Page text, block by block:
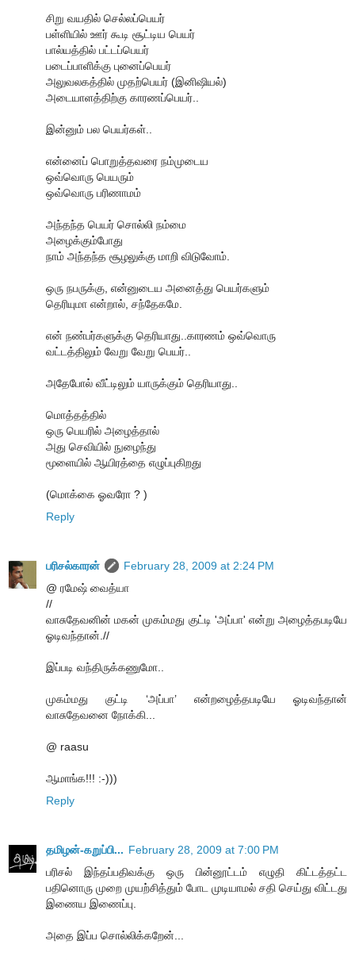
சிறு வயதில் செல்லப்பெயர்
பள்ளியில் ஊர் கூடி சூட்டிய பெயர்
பால்யத்தில் பட்டப்பெயர்
படைப்பாளிக்கு புனைப்பெயர்
அலுவலகத்தில் முதற்பெயர் (இனிஷியல்)
அடையாளத்திற்கு காரணப்பெயர்..
இன்னும் பல பெயர்கள்..
என்னைப் பொறுத்தவரை நம்முடைய
ஒவ்வொரு பெயரும்
ஒவ்வொரு பரிணாமம்
அந்தந்த பெயர் சொல்லி நம்மை
அழைக்கும்போது
நாம் அந்தந்த சூழலுக்கு மாறி விடுவோம்.
ஒரு நபருக்கு, என்னுடைய அனைத்து பெயர்களும்
தெரியுமா என்றால், சந்தேகமே.
என் நண்பர்களுக்கு தெரியாது..காரணம் ஒவ்வொரு
வட்டத்திலும் வேறு வேறு பெயர்..
அதேபோல் வீட்டிலும் யாருக்கும் தெரியாது..
மொத்தத்தில்
ஒரு பெயரில் அழைத்தால்
அது செவியில் நுழைந்து
மூளையில் ஆயிரத்தை எழுப்புகிறது
(மொக்கை ஓவரோ ? )
Reply
பரிசல்காரன்
February 28, 2009 at 2:24 PM
@ ரமேஷ் வைத்யா
//
வாசுதேவனின் மகன் முகம்மது குட்டி 'அப்பா' என்று அழைத்தபடியே
ஓடிவந்தான்.//
இப்படி வந்திருக்கணுமோ..
முகம்மது குட்டி ‘அப்பா’ என்றழைத்தபடியே ஓடிவந்தான்
வாசுதேவனை நோக்கி...
@ raasu
ஆமாங்க!!! :-)))
Reply
தமிழன்-கறுப்பி... February 28, 2009 at 7:00 PM
பரிசல் இந்தப்பதிவக்கு ஒரு பின்னூட்டம் எழுதி கிட்டத்தட்ட
பதினொரு முறை முயற்சித்தும் போட முடியாமல் சதி செய்து விட்டது
இணைய இணைப்பு.
அதை இப்ப சொல்லிக்கறேன்...